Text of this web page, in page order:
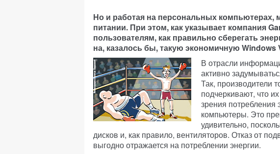
Но и работая на персональных компьютерах,
питании. При этом, как указывает компания
пользователям, как правильно сберегать
на, казалось бы, такую экономичную Windows
В отрасли
активно
Так, производители
подчеркивают, что
зрения потребления
компьютеры. Это
удивительно,
дисков и, как правило, вентиляторов. Отказ от
выгодно отражается на потреблении энергии.